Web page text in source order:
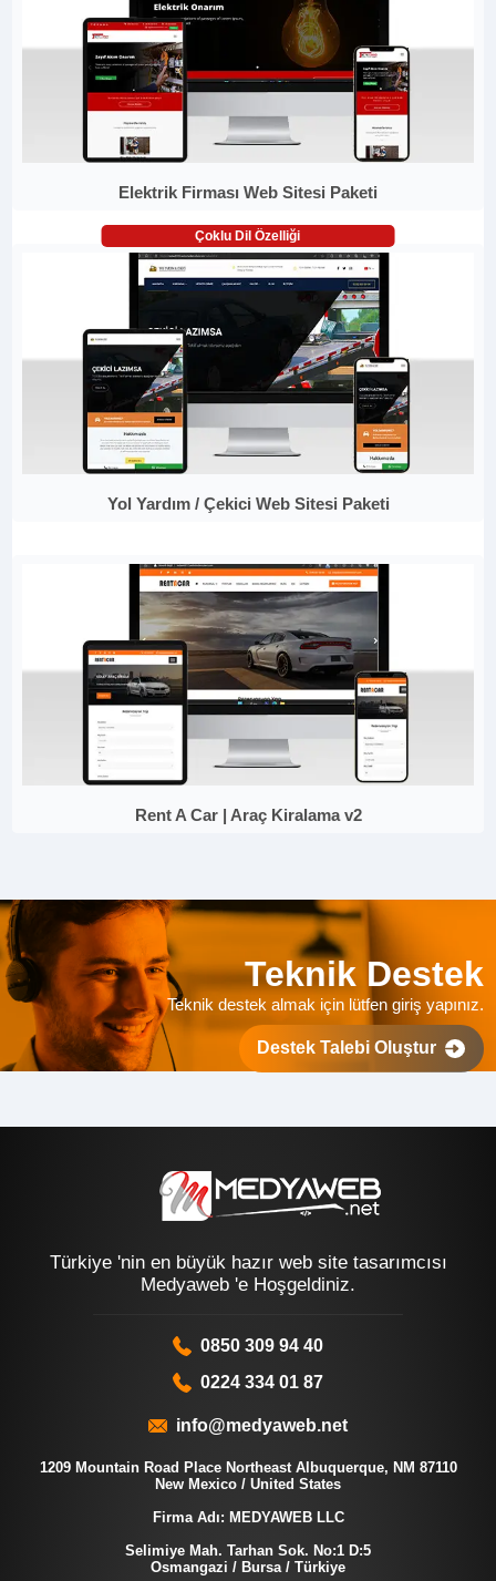
Elektrik Firması Web Sitesi Paketi
Çoklu Dil Özelliği
Yol Yardım / Çekici Web Sitesi Paketi
Rent A Car | Araç Kiralama v2
Teknik Destek
Teknik destek almak için lütfen giriş yapınız.
Destek Talebi Oluştur
Türkiye 'nin en büyük hazır web site tasarımcısı
Medyaweb 'e Hoşgeldiniz.
0850 309 94 40
0224 334 01 87
info@medyaweb.net
1209 Mountain Road Place Northeast Albuquerque, NM 87110
New Mexico / United States
Firma Adı: MEDYAWEB LLC
Selimiye Mah. Tarhan Sok. No:1 D:5
Osmangazi / Bursa / Türkiye